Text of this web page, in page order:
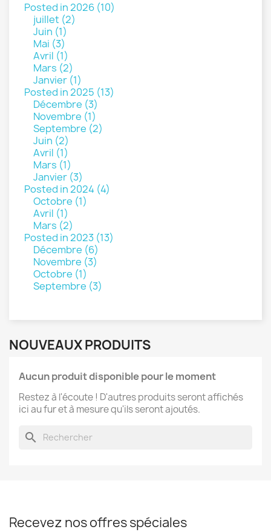
Posted in 2026 (10)
juillet (2)
Juin (1)
Mai (3)
Avril (1)
Mars (2)
Janvier (1)
Posted in 2025 (13)
Décembre (3)
Novembre (1)
Septembre (2)
Juin (2)
Avril (1)
Mars (1)
Janvier (3)
Posted in 2024 (4)
Octobre (1)
Avril (1)
Mars (2)
Posted in 2023 (13)
Décembre (6)
Novembre (3)
Octobre (1)
Septembre (3)
NOUVEAUX PRODUITS
Aucun produit disponible pour le moment
Restez à l'écoute ! D'autres produits seront affichés
ici au fur et à mesure qu'ils seront ajoutés.
search
Recevez nos offres spéciales